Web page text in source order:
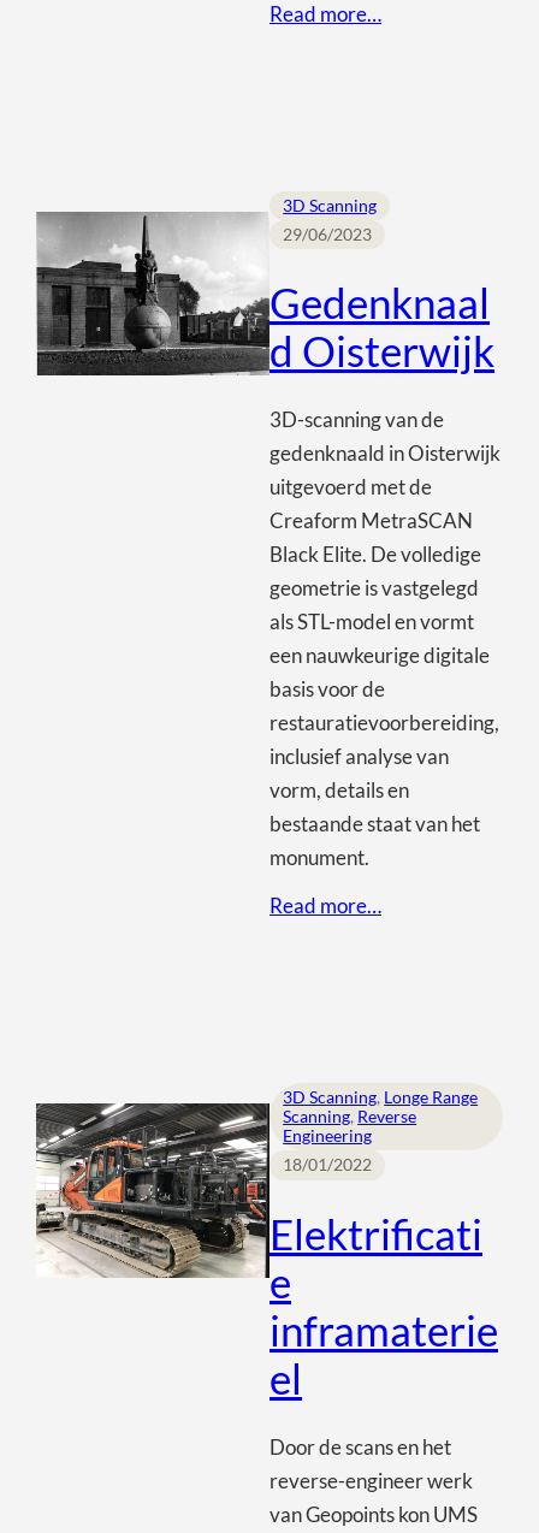
Read more…
3D Scanning
29/06/2023
Gedenknaal
d Oisterwijk
3D-scanning van de
gedenknaald in Oisterwijk
uitgevoerd met de
Creaform MetraSCAN
Black Elite. De volledige
geometrie is vastgelegd
als STL-model en vormt
een nauwkeurige digitale
basis voor de
restauratievoorbereiding,
inclusief analyse van
vorm, details en
bestaande staat van het
monument.
Read more…
3D Scanning, Longe Range
Scanning, Reverse
Engineering
18/01/2022
Elektrificati
e
inframaterie
el
Door de scans en het
reverse-engineer werk
van Geopoints kon UMS